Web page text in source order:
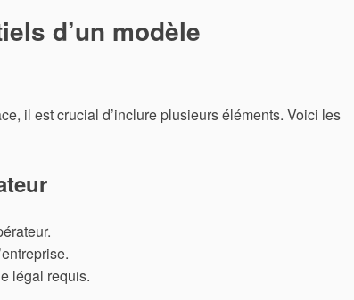
d’un modèle
il est crucial d’inclure plusieurs éléments. Voici les
légal requis.